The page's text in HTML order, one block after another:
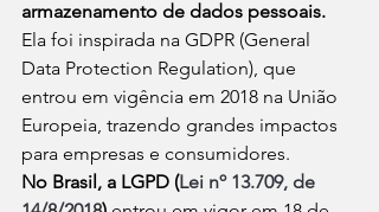
armazenamento de dados pessoais.
Ela foi inspirada na GDPR (General
Data Protection Regulation), que
entrou em vigência em 2018 na União
Europeia, trazendo grandes impactos
para empresas e consumidores.
No Brasil, a LGPD (Lei nº 13.709, de